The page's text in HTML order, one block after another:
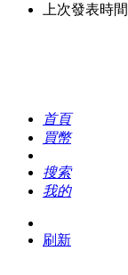
上次發表時間
首頁
買幣
搜索
我的
刷新